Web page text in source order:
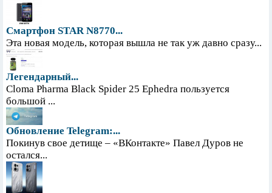
Смартфон STAR N8770...
Эта новая модель, которая вышла не так уж давно сразу...
Легендарный...
Cloma Pharma Black Spider 25 Ephedra пользуется
большой ...
Обновление Telegram:...
Покинув свое детище – «ВКонтакте» Павел Дуров не
остался...